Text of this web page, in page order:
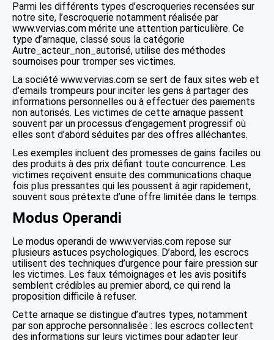
Parmi les différents types d’escroqueries recensées sur
notre site, l’escroquerie notamment réalisée par
www.vervias.com mérite une attention particulière. Ce
type d’arnaque, classé sous la catégorie
Autre_acteur_non_autorisé, utilise des méthodes
sournoises pour tromper ses victimes.
La société www.vervias.com se sert de faux sites web et
d’emails trompeurs pour inciter les gens à partager des
informations personnelles ou à effectuer des paiements
non autorisés. Les victimes de cette arnaque passent
souvent par un processus d’engagement progressif où
elles sont d’abord séduites par des offres alléchantes.
Les exemples incluent des promesses de gains faciles ou
des produits à des prix défiant toute concurrence. Les
victimes reçoivent ensuite des communications chaque
fois plus pressantes qui les poussent à agir rapidement,
souvent sous prétexte d’une offre limitée dans le temps.
Modus Operandi
Le modus operandi de www.vervias.com repose sur
plusieurs astuces psychologiques. D’abord, les escrocs
utilisent des techniques d’urgence pour faire pression sur
les victimes. Les faux témoignages et les avis positifs
semblent crédibles au premier abord, ce qui rend la
proposition difficile à refuser.
Cette arnaque se distingue d’autres types, notamment
par son approche personnalisée : les escrocs collectent
des informations sur leurs victimes pour adapter leur